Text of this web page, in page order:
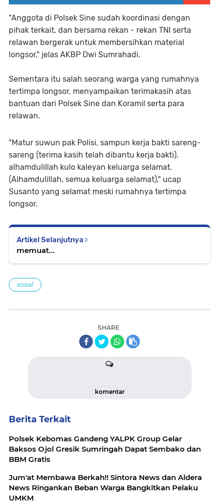
"Anggota di Polsek Sine sudah koordinasi dengan
pihak terkait, dan bersama rekan - rekan TNI serta
relawan bergerak untuk membersihkan material
longsor," jelas AKBP Dwi Sumrahadi.
Sementara itu salah seorang warga yang rumahnya
tertimpa longsor, menyampaikan terimakasih atas
bantuan dari Polsek Sine dan Koramil serta para
relawan.
"Matur suwun pak Polisi, sampun kerja bakti sareng-
sareng (terima kasih telah dibantu kerja bakti),
alhamdulillah kulo kaleyan keluarga selamat.
(Alhamdulillah, semua keluarga selamat)," ucap
Susanto yang selamat meski rumahnya tertimpa
longsor.
Artikel Selanjutnya
memuat...
sosial
SHARE
komentar
Berita Terkait
Polsek Kebomas Gandeng YALPK Group Gelar
Baksos Ojol Gresik Sumringah Dapat Sembako dan
BBM Gratis
Jum'at Membawa Berkah!! Sintora News dan Aldera
News Ringankan Beban Warga Bangkitkan Pelaku
UMKM